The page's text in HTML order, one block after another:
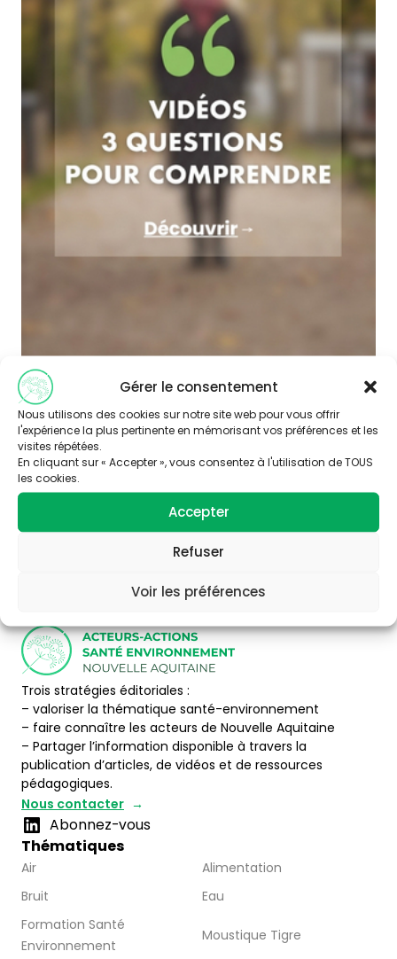
Gérer le consentement
Nous utilisons des cookies sur notre site web pour vous offrir
l'expérience la plus pertinente en mémorisant vos préférences et les
visites répétées.
En cliquant sur « Accepter », vous consentez à l'utilisation de TOUS
les cookies.
Accepter
Refuser
Voir les préférences
Trois stratégies éditoriales :
– valoriser la thématique santé-environnement
– faire connaître les acteurs de Nouvelle Aquitaine
– Partager l’information disponible à travers la
publication d’articles, de vidéos et de ressources
pédagogiques.
Nous contacter
Abonnez-vous
Thématiques
Air
Alimentation
Bruit
Eau
Formation Santé
Environnement
Moustique Tigre